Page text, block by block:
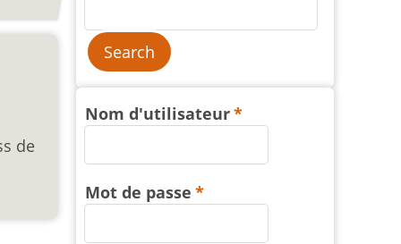
de
Nom d'utilisateur
Mot de passe